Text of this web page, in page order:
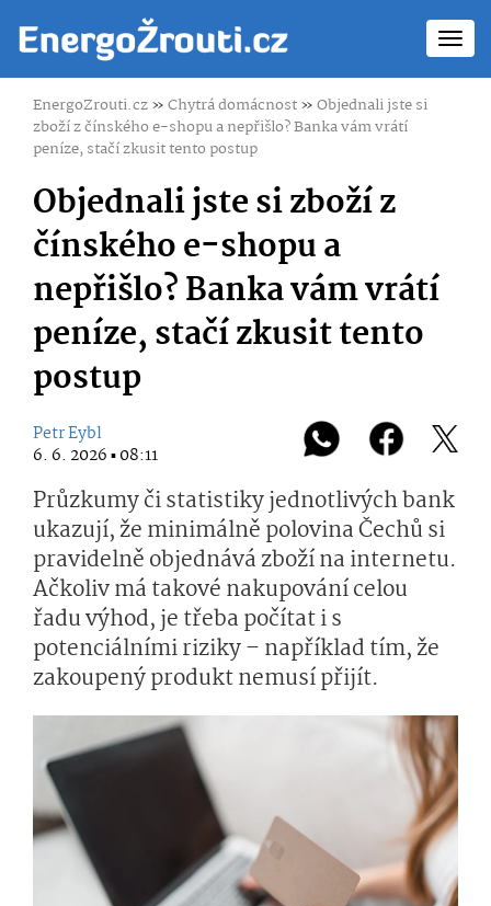
EnergoZrouti.cz»Chytrá domácnost»Objednali jste si
zboží z čínského e-shopu a nepřišlo? Banka vám vrátí
peníze, stačí zkusit tento postup
Objednali jste si zboží z
čínského e-shopu a
nepřišlo? Banka vám vrátí
peníze, stačí zkusit tento
postup
Petr Eybl
6. 6. 2026 ▪ 08:11
Průzkumy či statistiky jednotlivých bank
ukazují, že minimálně polovina Čechů si
pravidelně objednává zboží na internetu.
Ačkoliv má takové nakupování celou
řadu výhod, je třeba počítat i s
potenciálními riziky – například tím, že
zakoupený produkt nemusí přijít.